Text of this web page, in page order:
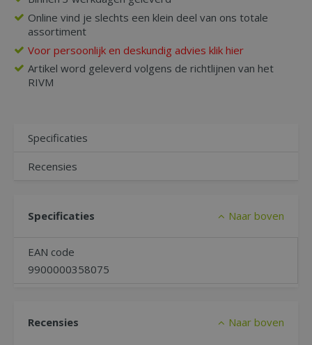
Online vind je slechts een klein deel van ons totale
assortiment
Voor persoonlijk en deskundig advies klik hier
Artikel word geleverd volgens de richtlijnen van het
RIVM
Specificaties
Recensies
Specificaties Naar boven
EAN code
9900000358075
Recensies Naar boven